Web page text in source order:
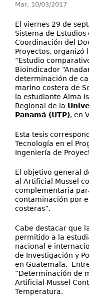
Mar, 10/03/2017
El viernes 29 de
Sistema de Estudios
Coordinación del
Proyectos,
“Estudio
Bioindicador
determinación de
marino costera de
la estudiante Alma
Regional de la
Panamá (UTP), en
Esta tesis
Tecnología en el
Ingeniería de
El objetivo general
al Artificial Mussel
complementaria
contaminación por
costeras”.
Cabe destacar que
permitido a la
nacional e
de Investigación y
en Guatemala.
“Determinación de
Artificial Mussel
Temperatura.